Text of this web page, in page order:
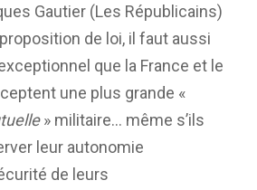
Gautier (Les Républicains)
de loi, il faut aussi
que la France et le
une plus grande «
» militaire… même s’ils
leur autonomie
de leurs